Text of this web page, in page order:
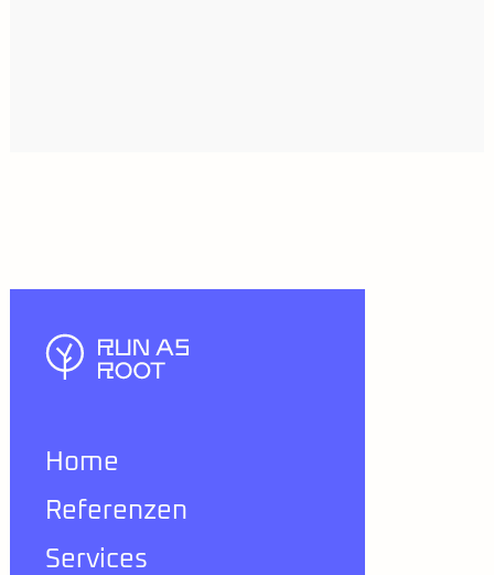
Home
Referenzen
Services